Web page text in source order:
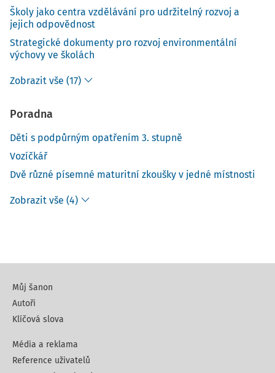
Školy jako centra vzdělávání pro udržitelný rozvoj a
jejich odpovědnost
Strategické dokumenty pro rozvoj environmentální
výchovy ve školách
Zobrazit vše (17)
Poradna
Děti s podpůrným opatřením 3. stupně
Vozíčkář
Dvě různé písemné maturitní zkoušky v jedné místnosti
Zobrazit vše (4)
Můj šanon
Autoři
Klíčová slova
Média a reklama
Reference uživatelů